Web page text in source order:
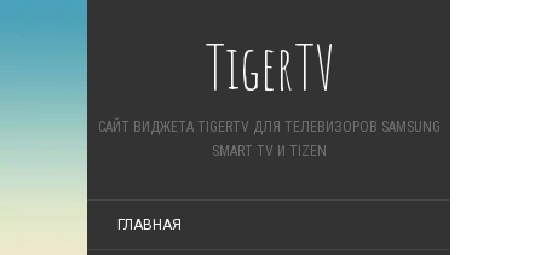
TigerTV
САЙТ ВИДЖЕТА TIGERTV ДЛЯ ТЕЛЕВИЗОРОВ SAMSUNG
SMART TV И TIZEN
ГЛАВНАЯ